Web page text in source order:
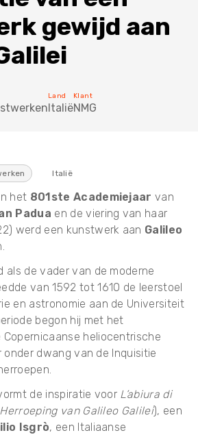
TRX
van een industrieel voertuig met de kracht
minikraan.
gewijd aan
Land
Italië
Klant
NMG
Italië
het 801ste Academiejaar van
Padua en de viering van haar
werd een kunstwerk aan Galileo
als de vader van de moderne
van 1592 tot 1610 de leerstoel
en astronomie aan de Universiteit
begon hij met het
heliocentrische
dwang van de Inquisitie
de inspiratie voor L’abiura di
van Galileo Galilei), een
Isgrò, een Italiaanse